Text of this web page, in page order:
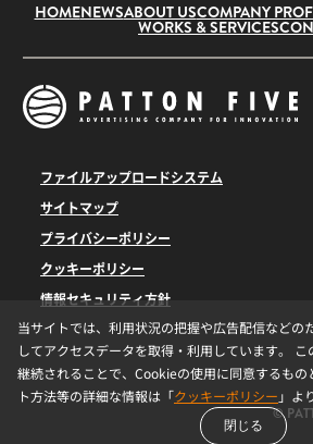
当サイトでは、利用状況の把握や広告配信などの
してアクセスデータを取得・利用しています。
継続されることで、Cookieの使用に同意するもの
ト方法等の詳細な情報は「クッキーポリシー 」よ
閉じる
HOMENEWSABOUT USCOMPANY
WORKS & SERVICES
ファイルアップロードシステム
サイトマップ
プライバシーポリシー
クッキーポリシー
情報セキュリティ方針
©